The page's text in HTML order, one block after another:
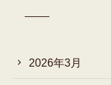
2026年3月